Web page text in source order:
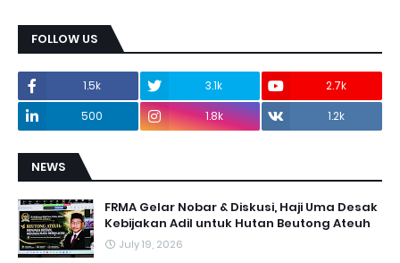
FOLLOW US
1.5k 3.1k
2.7k
500
1.8k 1.2k
NEWS
FRMA Gelar Nobar & Diskusi, Haji Uma Desak
Kebijakan Adil untuk Hutan Beutong Ateuh
July 19, 2026